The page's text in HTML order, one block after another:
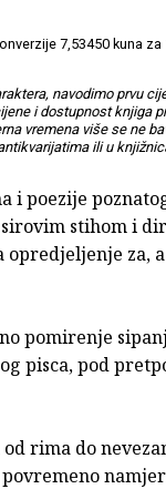
7,53450 kuna za
navodimo prvu
i dostupnost knjiga
vremena više se ne
ili u
i poezije
stihom i
za,
pomirenje
pisca, pod
rima do